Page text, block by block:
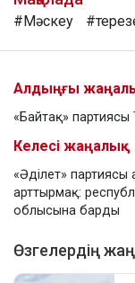
#Мәскеу
Алдыңғы
«Байтақ»
Келесі жаңалық
«Әділет» партиясы
арттырмақ:
облысына барды